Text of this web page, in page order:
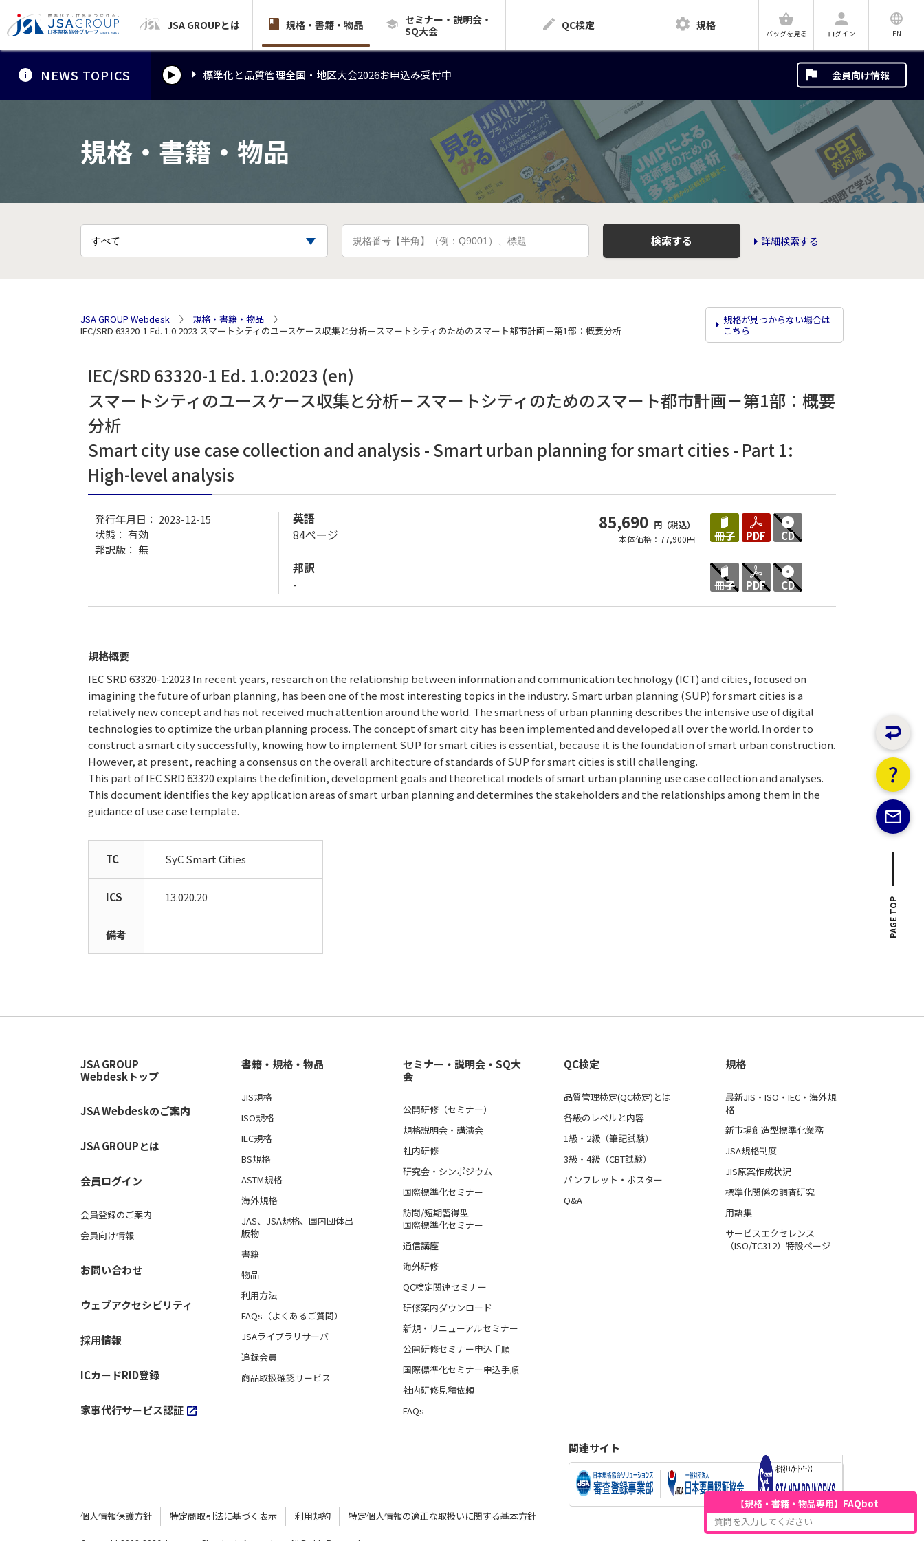
JSA GROUPとは 規格・書籍・物品
セミナー・説明会・
SQ大会
QC検定 規格
バッグを見る ログイン EN
NEWS TOPICS
標準化と品質管理全国・地区大会2026お申込み受付中
標準化と品質管理全国・地区大会2026お申込み受付中
標準化と品質管理全国・地区大会2026お申込み受付中
会員向け情報
規格・書籍・物品
検索する 詳細検索する
JSA GROUP Webdesk
規格・書籍・物品
IEC/SRD 63320-1 Ed. 1.0:2023 スマートシティのユースケース収集と分析－スマートシティのためのスマート都市計画－第1部：概要分析
規格が見つからない場合は
こちら
IEC/SRD 63320-1 Ed. 1.0:2023 (en)
スマートシティのユースケース収集と分析－スマートシティのためのスマート都市計画－第1部：概要
分析
Smart city use case collection and analysis - Smart urban planning for smart cities - Part 1:
High-level analysis
発行年月日： 2023-12-15
状態：有効
邦訳版： 無
英語
84ページ
85,690 円（税込）
本体価格：77,900円
冊子 PDF CD
邦訳
-
冊子 PDF CD
規格概要
IEC SRD 63320-1:2023 In recent years, research on the relationship between information and communication technology (ICT) and cities, focused on
imagining the future of urban planning, has been one of the most interesting topics in the industry. Smart urban planning (SUP) for smart cities is a
relatively new concept and has not received much attention around the world. The smartness of urban planning describes the intensive use of digital
technologies to optimize the urban planning process. The concept of smart city has been implemented and developed all over the world. In order to
construct a smart city successfully, knowing how to implement SUP for smart cities is essential, because it is the foundation of smart urban construction.
However, at present, reaching a consensus on the overall architecture of standards of SUP for smart cities is still challenging.
This part of IEC SRD 63320 explains the definition, development goals and theoretical models of smart urban planning use case collection and analyses.
This document identifies the key application areas of smart urban planning and determines the stakeholders and the relationships among them in the
guidance of use case template.
TC SyC Smart Cities
ICS 13.020.20
備考
JSA GROUP
Webdeskトップ
JSA Webdeskのご案内
JSA GROUPとは
会員ログイン
会員登録のご案内
会員向け情報
お問い合わせ
ウェブアクセシビリティ
採用情報
ICカードRID登録
家事代行サービス認証
書籍・規格・物品
JIS規格
ISO規格
IEC規格
BS規格
ASTM規格
海外規格
JAS、JSA規格、国内団体出
版物
書籍
物品
利用方法
FAQs（よくあるご質問）
JSAライブラリサーバ
追録会員
商品取扱確認サービス
セミナー・説明会・SQ大
会
公開研修（セミナー）
規格説明会・講演会
社内研修
研究会・シンポジウム
国際標準化セミナー
訪問/短期習得型
国際標準化セミナー
通信講座
海外研修
QC検定関連セミナー
研修案内ダウンロード
新規・リニューアルセミナー
公開研修セミナー申込手順
国際標準化セミナー申込手順
社内研修見積依頼
FAQs
QC検定
品質管理検定(QC検定)とは
各級のレベルと内容
1級・2級（筆記試験）
3級・4級（CBT試験）
パンフレット・ポスター
Q&A
規格
最新JIS・ISO・IEC・海外規
格
新市場創造型標準化業務
JSA規格制度
JIS原案作成状況
標準化関係の調査研究
用語集
サービスエクセレンス
（ISO/TC312）特設ページ
個人情報保護方針 特定商取引法に基づく表示 利用規約 特定個人情報の適正な取扱いに関する基本方針
関連サイト
PAGE TOP
【規格・書籍・物品専用】FAQbot
質問を入力してください